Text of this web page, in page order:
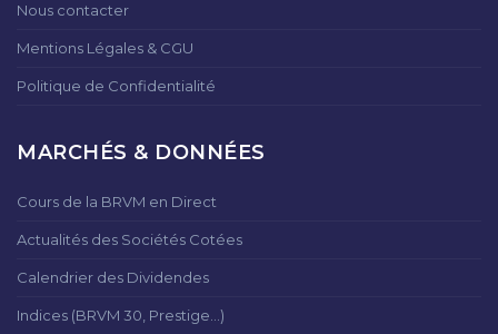
Nous contacter
Mentions Légales & CGU
Politique de Confidentialité
MARCHÉS & DONNÉES
Cours de la BRVM en Direct
Actualités des Sociétés Cotées
Calendrier des Dividendes
Indices (BRVM 30, Prestige...)